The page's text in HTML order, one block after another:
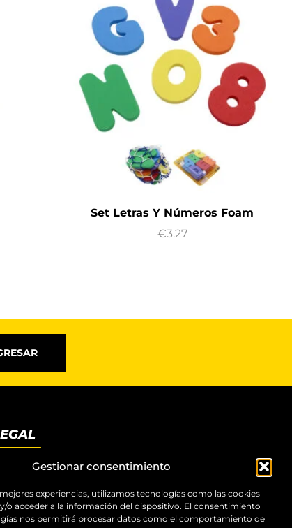
Gestionar consentimiento
experiencias, utilizamos tecnologías como las cookies
o acceder a la información del dispositivo. El consentimiento
nos permitirá procesar datos como el comportamiento de
Set Letras Y Números Foam
€3.27
Términos y condiciones
Política de privacidad
Política de cookies
Accesibilidad